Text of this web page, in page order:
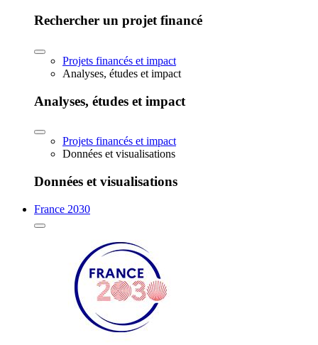
Rechercher un projet financé
Projets financés et impact
Analyses, études et impact
Analyses, études et impact
Projets financés et impact
Données et visualisations
Données et visualisations
France 2030